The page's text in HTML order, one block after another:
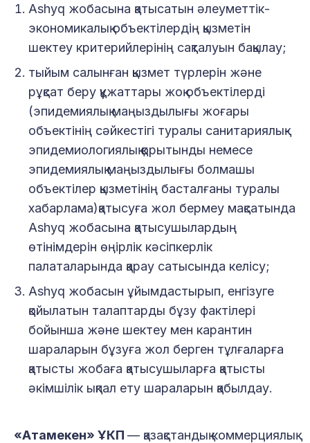
Ashyq жобасына қатысатын әлеуметтік-
экономикалық объектілердің қызметін
шектеу критерийлерінің сақталуын бақылау;
тыйым салынған қызмет түрлерін және
рұқсат беру құжаттары жоқ объектілерді
(эпидемиялық маңыздылығы жоғары
объектінің сәйкестігі туралы санитариялық-
эпидемиологиялық қорытынды немесе
эпидемиялық маңыздылығы болмашы
объектілер қызметінің басталғаны туралы
хабарлама)қатысуға жол бермеу мақсатында
Ashyq жобасына қатысушылардың
өтінімдерін өңірлік кәсіпкерлік
палаталарында қарау сатысында келісу;
Ashyq жобасын ұйымдастырып, енгізуге
қойылатын талаптарды бұзу фактілері
бойынша және шектеу мен карантин
шараларын бұзуға жол берген тұлғаларға
қатысты жобаға қатысушыларға қатысты
әкімшілік ықпал ету шараларын қабылдау.
«Атамекен» ҰКП — қазақстандық коммерциялық